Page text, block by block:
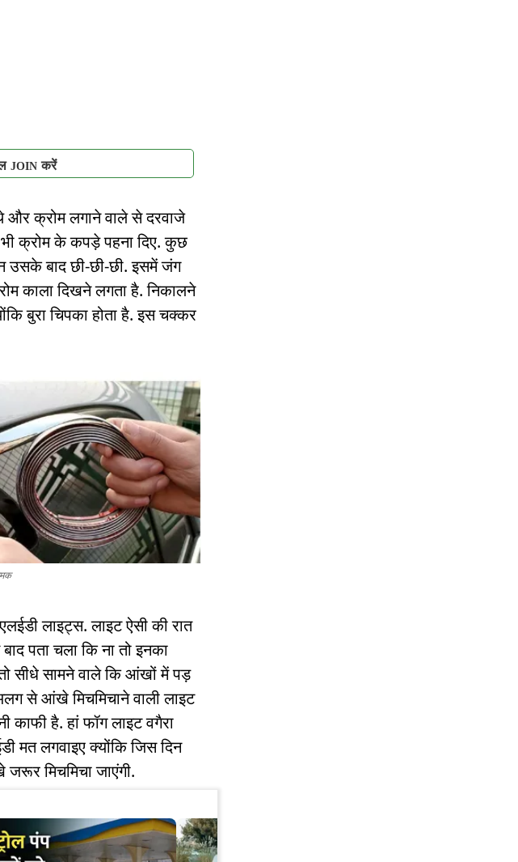
JOIN करें
और क्रोम लगाने वाले से दरवाजे
क्रोम के कपड़े पहना दिए. कुछ
उसके बाद छी-छी-छी. इसमें जंग
काला दिखने लगता है. निकालने
बुरा चिपका होता है. इस चक्कर
लाइट्स. लाइट ऐसी की रात
पता चला कि ना तो इनका
सीधे सामने वाले कि आंखों में पड़
से आंखे मिचमिचाने वाली लाइट
काफी है. हां फॉग लाइट वगैरा
मत लगवाइए क्योंकि जिस दिन
मिचमिचा जाएंगी.